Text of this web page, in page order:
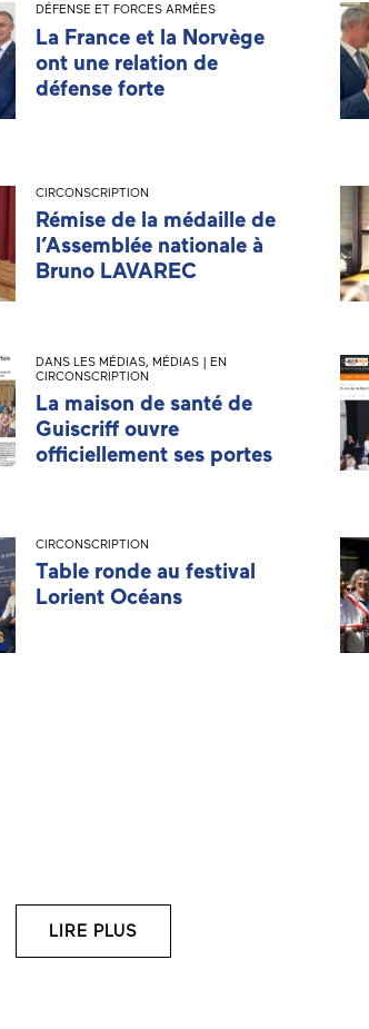
DÉFENSE ET FORCES ARMÉES
La France et la Norvège
ont une relation de
défense forte
CIRCONSCRIPTION
Rémise de la médaille de
l’Assemblée nationale à
Bruno LAVAREC
DANS LES MÉDIAS, MÉDIAS | EN
CIRCONSCRIPTION
La maison de santé de
Guiscriff ouvre
officiellement ses portes
CIRCONSCRIPTION
Table ronde au festival
Lorient Océans
LIRE PLUS